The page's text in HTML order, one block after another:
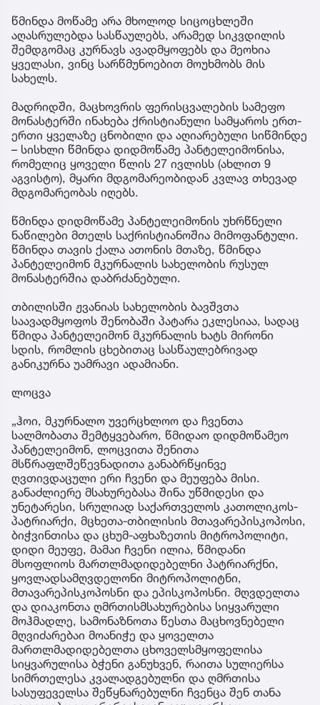
წმინდა მოწამე არა მხოლოდ სიცოცხლეში
აღასრულებდა სასწაულებს, არამედ სიკვდილის
შემდგომაც კურნავს ავადმყოფებს და მეოხია
ყველასი, ვინც სარწმუნოებით მოუხმობს მის
სახელს.
მადრიდში, მაცხოვრის ფერისცვალების სამეფო
მონასტერში ინახება ქრისტიანული სამყაროს ერთ-
ერთი ყველაზე ცნობილი და აღიარებული სიწმინდე
– სისხლი წმინდა დიდმოწამე პანტელეიმონისა,
რომელიც ყოველი წლის 27 ივლისს (ახლით 9
აგვისტო), მყარი მდგომარეობიდან კვლავ თხევად
მდგომარეობას იღებს.
წმინდა დიდმოწამე პანტელეიმონის უხრწნელი
ნაწილები მთელს საქრისტიანოშია მიმოფანტული.
წმინდა თავის ქალა ათონის მთაზე, წმინდა
პანტელეიმონ მკურნალის სახელობის რუსულ
მონასტერშია დაბრძანებული.
თბილისში ჟვანიას სახელობის ბავშვთა
საავადმყოფოს შენობაში პატარა ეკლესიაა, სადაც
წმიდა პანტელეიმონ მკურნალის ხატს მირონი
სდის, რომლის ცხებითაც სასწაულებრივად
განიკურნა უამრავი ადამიანი.
ლოცვა
„ჰოი, მკურნალო უვერცხლოო და ჩვენთა
სალმობათა შემტყვებარო, წმიდაო დიდმოწამეო
პანტელეიმონ, ლოცვითა შენითა
მსწრაფლშეწევნადითა განაბრწყინვე
ღვთივდაცული ერი ჩვენი და მეუფება მისი.
განაძლიერე მსახურებასა შინა უწმიდესი და
უნეტარესი, სრულიად საქართველოს კათოლიკოს-
პატრიარქი, მცხეთა-თბილისის მთავარეპისკოპოსი,
ბიჭვინთისა და ცხუმ-აფხაზეთის მიტროპოლიტი,
დიდი მეუფე, მამაი ჩვენი ილია, წმიდანი
მსოფლიოს მართლმადიდებელნი პატრიარქნი,
ყოვლადსამღვდელონი მიტროპოლიტნი,
მთავარეპისკოპოსნი და ეპისკოპოსნი. მღვდელთა
და დიაკონთა ღმრთისმსახურებისა სიყვარული
მოჰმადლე, სამონაზნოთა წესთა მაცხოვნებელი
მღვიძარებაი მოანიჭე და ყოველთა
მართლმადიდებელთა ცხოველსმყოფელისა
სიყვარულისა ბჭენი განუხვენ, რაითა სულიერსა
სიმრთელესა კვალადგებულნი და ღმრთისა
სასუფეველსა შეწყნარებულნი ჩვენცა შენ თანა